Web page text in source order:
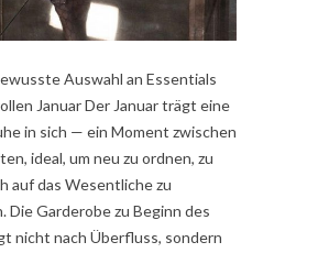
Auswahl an Essentials
Januar Der Januar trägt eine
in sich — ein Moment zwischen
ideal, um neu zu ordnen, zu
auf das Wesentliche zu
Die Garderobe zu Beginn des
nicht nach Überfluss, sondern